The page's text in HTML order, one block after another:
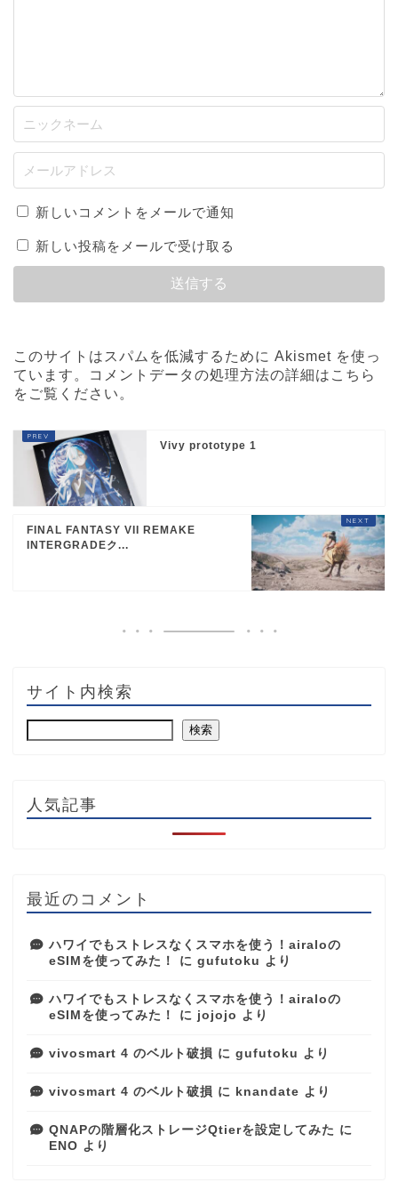
新しいコメントをメールで通知
新しい投稿をメールで受け取る
このサイトはスパムを低減するために Akismet を使っ
ています。
コメントデータの処理方法の詳細はこちら
をご覧ください 。
Vivy prototype 1
FINAL FANTASY VII REMAKE
INTERGRADEク...
サイト内検索
検索
人気記事
最近のコメント
ハワイでもストレスなくスマホを使う！airaloの
eSIMを使ってみた！
に gufutoku より
ハワイでもストレスなくスマホを使う！airaloの
eSIMを使ってみた！
に jojojo より
vivosmart 4 のベルト破損 に gufutoku より
vivosmart 4 のベルト破損 に knandate より
QNAPの階層化ストレージQtierを設定してみた に
ENO より